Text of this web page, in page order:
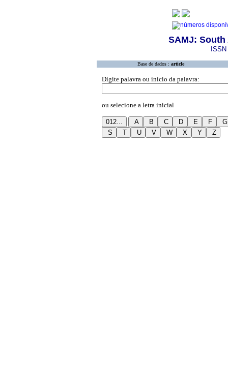
SAMJ:
Base de dados : article
Digite palavra ou início da palavra:
ou selecione a letra inicial